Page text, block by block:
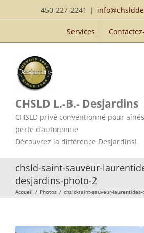
au
450-227-2241 |
Services
CHSLD L.-B.- Desjardins
CHSLD privé conventionné pour
perte d’autonomie
Découvrez la différence Desjardins!
chsld-saint-sauveur-
desjardins-photo-2
Accueil / Photos / chsld-saint-sauveur-